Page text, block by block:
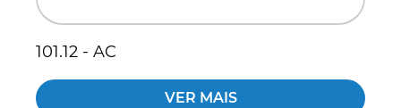
101.12 - AC
VER MAIS